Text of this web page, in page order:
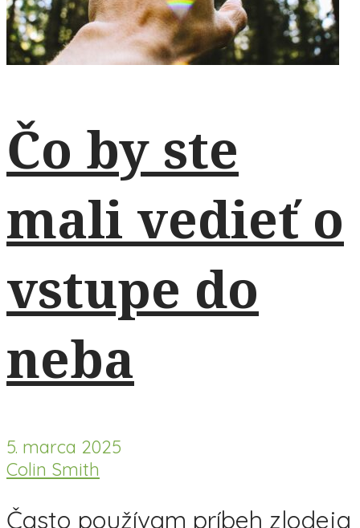
Čo by ste
mali vedieť o
vstupe do
neba
5. marca 2025
Colin Smith
Často používam príbeh zlodeja